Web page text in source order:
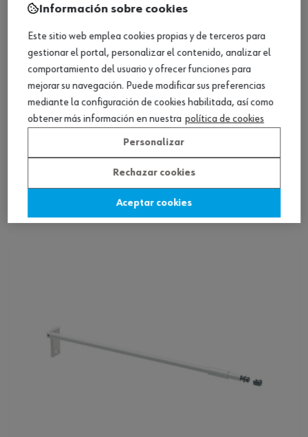
Enganche frontal Click-on para atornillar
Ver producto
Información sobre cookies
Este sitio web emplea cookies propias y de terceros para
gestionar el portal, personalizar el contenido, analizar el
comportamiento del usuario y ofrecer funciones para
mejorar su navegación. Puede modificar sus preferencias
mediante la configuración de cookies habilitada, así como
obtener más información en nuestra política de cookies
Personalizar
Rechazar cookies
Aceptar cookies